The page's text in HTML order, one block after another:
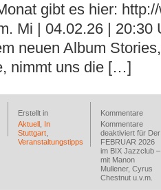
gibt es hier:
Mi | 04.02.26 | 20:30
neuen Album
nimmt uns die […]
Erstellt in
Aktuell In
Stuttgart
Veranstaltungstipps
Kommentare
Kommentare
deaktiviert für Der
FEBRUAR 2026
im BIX Jazzclub –
mit Manon
Mullener, Cyrus
Chestnut u.v.m.